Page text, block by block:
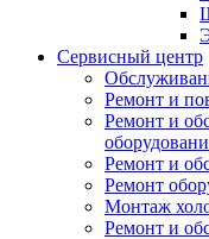
Сервисный центр
Ремонт и
Ремонт и
Ремонт и
Ремонт
Монтаж
Ремонт и